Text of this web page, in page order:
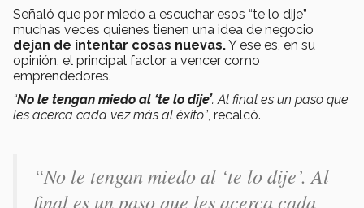
Señaló que por miedo a escuchar esos “te lo dije”
muchas veces quienes tienen una idea de negocio
dejan de intentar cosas nuevas.Y ese es, en su
opinión, el principal factor a vencer como
emprendedores.
“No le tengan miedo al ‘te lo dije’. Al final es un paso que
les acerca cada vez más al éxito”, recalcó.
“No le tengan miedo al ‘te lo dije’. Al
final es un paso que les acerca cada